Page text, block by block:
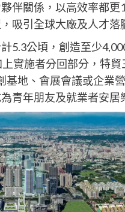
伴關係，以高效率都更
吸引全球大廠及人才落
5.3公頃，創造至少
實施者分回部分，特
地、會展會議或企業
青年朋友及就業者安居